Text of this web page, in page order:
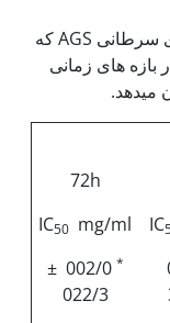
مربوط به سلول های سرطانی AGS که
بازه های زمانی
72h
IC50 mg/ml
IC
*
002/0 ±
022/3